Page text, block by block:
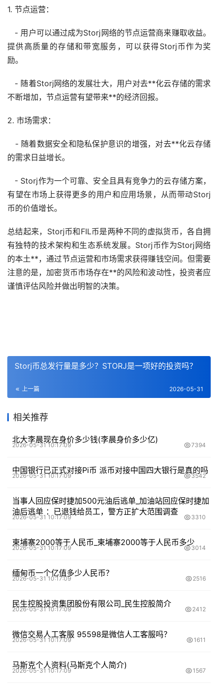
1. 节点运营：
- 用户可以通过成为Storj网络的节点运营商来赚取收益。
提供高质量的存储和带宽服务，可以获得Storj币作为奖
励。
- 随着Storj网络的发展壮大，用户对去**化云存储的需求
不断增加，节点运营有望带来**的经济回报。
2. 市场需求：
- 随着数据安全和隐私保护意识的增强，对去**化云存储
的需求日益增长。
- Storj作为一个可靠、安全且具有竞争力的云存储方案，
有望在市场上获得更多的用户和应用场景，从而带动Storj
币的价值增长。
总结起来，Storj币和FIL币是两种不同的虚拟货币，各自拥
有独特的技术架构和生态系统发展。Storj币作为Storj网络
的本土**，通过节点运营和市场需求获得赚钱空间。但需要
注意的是，加密货币市场存在**的风险和波动性，投资者应
谨慎评估风险并做出明智的决策。
Storj币总发行量是多少？STORJ是一项好的投资吗？
上一篇 2026-05-31
相关推荐
北大李晨现在身价多少钱(李晨身价多少亿)
2026-05-31 10:17:09 7394
中国银行已正式对接Pi币 派币对接中国四大银行是真的吗
2026-05-31 10:17:09 3542
当事人回应保时捷加500元油后逃单_加油站回应保时捷加
油后逃单 ：已退钱给员工，警方正扩大范围调查
2026-05-31 10:17:09 3310
柬埔寨2000等于人民币_柬埔寨2000等于人民币多少
2026-05-31 10:17:09 3014
缅甸币一个亿值多少人民币？
2026-05-31 10:17:09 2516
民生控股投资集团股份有限公司_民生控股简介
2026-05-31 10:17:09 2412
微信交易人工客服 95598是微信人工客服吗？
2026-05-31 10:17:09 1611
马斯克个人资料(马斯克个人简介)
2026-05-31 10:17:09 1567